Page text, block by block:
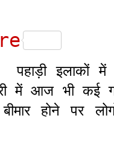
इलाकों में
में आज भी
होने पर